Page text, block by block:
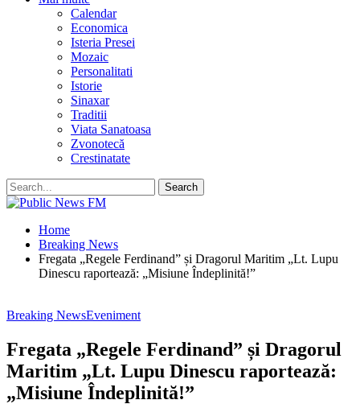
Calendar
Economica
Isteria Presei
Mozaic
Personalitati
Istorie
Sinaxar
Traditii
Viata Sanatoasa
Zvonotecă
Crestinatate
Home
Breaking News
Fregata „Regele Ferdinand” și Dragorul Maritim „Lt. Lupu
Dinescu raportează: „Misiune Îndeplinită!”
Breaking NewsEveniment
Fregata „Regele Ferdinand” și Dragorul
Maritim „Lt. Lupu Dinescu raportează:
„Misiune Îndeplinită!”